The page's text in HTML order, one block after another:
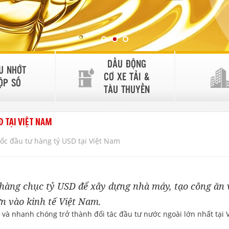
NHỚT
SỐ
DẦU ĐỘNG
CƠ XE TẢI &
TÀU THUYỀN
TẠI VIỆT NAM
đầu tư hàng tỷ USD tại Việt Nam
chục tỷ USD để xây dựng nhà máy, tạo công ăn
vào kinh tế Việt Nam.
nhanh chóng trở thành đối tác đầu tư nước ngoài lớn nhất tại